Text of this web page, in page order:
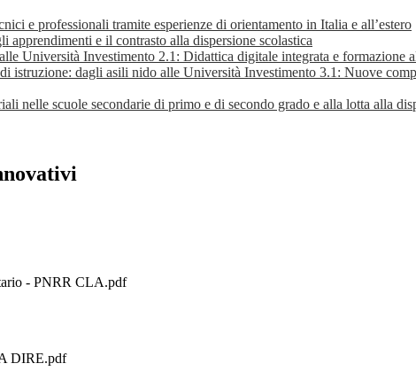
e professionali tramite esperienze di orientamento in Italia e all’estero
e il contrasto alla dispersione scolastica
Università Investimento 2.1: Didattica digitale integrata e formazione
istruzione: dagli asili nido alle Università Investimento 3.1: Nuove
scuole secondarie di primo e di secondo grado e alla lotta alla
- PNRR CLA.pdf
DIRE.pdf